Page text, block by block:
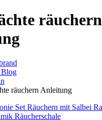
räuchern
räuchern Anleitung